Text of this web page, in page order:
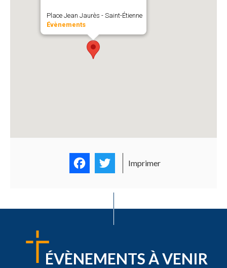
Place Jean Jaurès - Saint-Étienne
Évènements
FacebookTwitter
Imprimer
ÉVÈNEMENTS À VENIR